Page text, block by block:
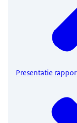
Presentatie